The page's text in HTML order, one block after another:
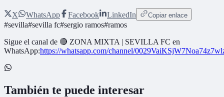
X WhatsApp Facebook LinkedIn Copiar enlace
#sevilla#sevilla fc#sergio ramos#ramos
Sigue el canal de 🔴 ZONA MIXTA | SEVILLA FC en
WhatsApp:https://whatsapp.com/channel/
También te puede interesar